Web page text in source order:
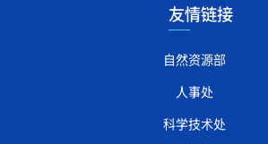
友情链接
自然资源部
人事处
科学技术处